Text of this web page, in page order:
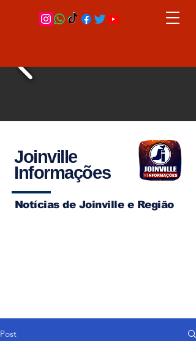
Joinville
Informações
Notícias de Joinville e Região
Post